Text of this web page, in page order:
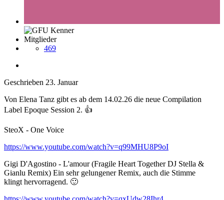
Mitglieder
469
Geschrieben 23. Januar
Von Elena Tanz gibt es ab dem 14.02.26 die neue Compilation
Label Epoque Session 2. 👍
SteoX - One Voice
https://www.youtube.com/watch?v=q99MHU8P9oI
Gigi D'Agostino - L'amour (Fragile Heart Together DJ Stella &
Gianlu Remix) Ein sehr gelungener Remix, auch die Stimme
klingt hervorragend. 🙂